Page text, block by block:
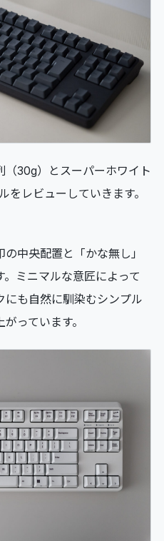
30g）とスーパーホワイト
レビューしていきます。
中央配置と「かな無し」
ミニマルな意匠によって
も自然に馴染むシンプル
っています。